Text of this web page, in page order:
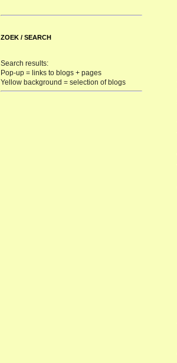
ZOEK / SEARCH
Search results:
Pop-up = links to blogs + pages
Yellow background = selection of blogs